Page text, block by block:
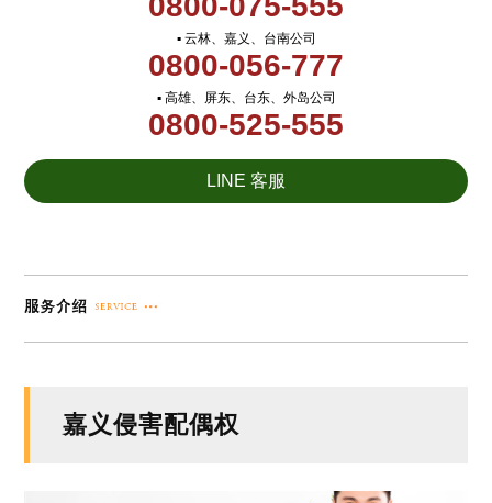
▪ 云林、嘉义、台南公司
0800-056-777
▪ 高雄、屏东、台东、外岛公司
0800-525-555
LINE 客服
嘉义侵害配偶权